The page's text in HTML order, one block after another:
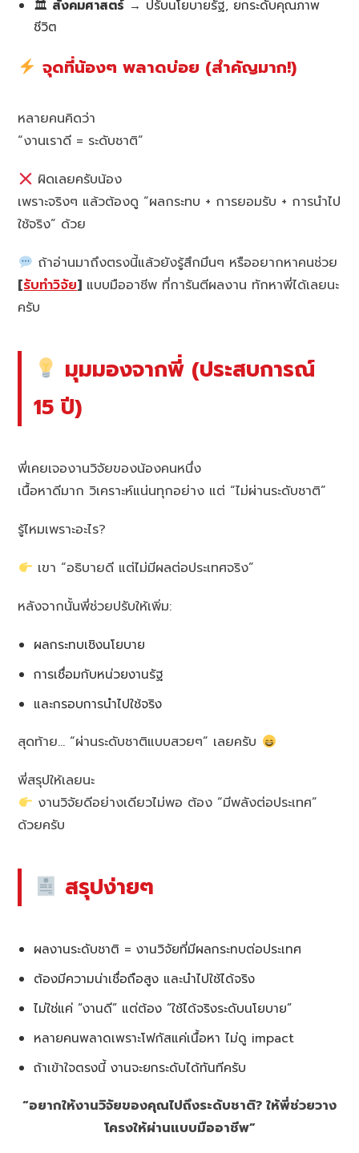
🏛 สังคมศาสตร์ → ปรับนโยบายรัฐ, ยกระดับคุณภาพ
ชีวิต
จุดที่น้องๆ พลาดบ่อย (สำคัญมาก!)
หลายคนคิดว่า
“งานเราดี = ระดับชาติ”
ผิดเลยครับน้อง
เพราะจริงๆ แล้วต้องดู “ผลกระทบ + การยอมรับ + การนำไป
ใช้จริง” ด้วย
ถ้าอ่านมาถึงตรงนี้แล้วยังรู้สึกมึนๆ หรืออยากหาคนช่วย
[รับทำวิจัย] แบบมืออาชีพ ที่การันตีผลงาน ทักหาพี่ได้เลยนะ
ครับ
มุมมองจากพี่ (ประสบการณ์
15 ปี)
พี่เคยเจองานวิจัยของน้องคนหนึ่ง
เนื้อหาดีมาก วิเคราะห์แน่นทุกอย่าง แต่ “ไม่ผ่านระดับชาติ”
รู้ไหมเพราะอะไร?
เขา “อธิบายดี แต่ไม่มีผลต่อประเทศจริง”
หลังจากนั้นพี่ช่วยปรับให้เพิ่ม:
ผลกระทบเชิงนโยบาย
การเชื่อมกับหน่วยงานรัฐ
และกรอบการนำไปใช้จริง
สุดท้าย… “ผ่านระดับชาติแบบสวยๆ” เลยครับ
พี่สรุปให้เลยนะ
งานวิจัยดีอย่างเดียวไม่พอ ต้อง “มีพลังต่อประเทศ”
ด้วยครับ
สรุปง่ายๆ
ผลงานระดับชาติ = งานวิจัยที่มีผลกระทบต่อประเทศ
ต้องมีความน่าเชื่อถือสูง และนำไปใช้ได้จริง
ไม่ใช่แค่ “งานดี” แต่ต้อง “ใช้ได้จริงระดับนโยบาย”
หลายคนพลาดเพราะโฟกัสแค่เนื้อหา ไม่ดู impact
ถ้าเข้าใจตรงนี้ งานจะยกระดับได้ทันทีครับ
“อยากให้งานวิจัยของคุณไปถึงระดับชาติ? ให้พี่ช่วยวาง
โครงให้ผ่านแบบมืออาชีพ”